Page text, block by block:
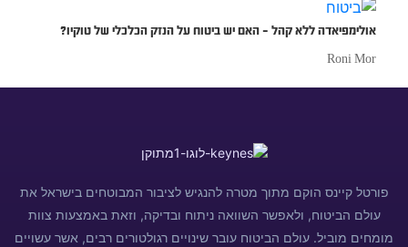
אולימפיאדה ללא קהל – האם יש ביטוח על הנזק הכלכלי של טוקיו?
Roni Mor
פורטל קיינס הוקם מתוך מטרה להנגיש לציבור המבוטחים בישראל את
עולם הביטוח, ולאפשר השוואה ניתוח ובדיקה, וזאת באמצעות צוות
מומחים מוביל. עולם הביטוח עובר שינויים רגולטורים רבים, אשר עשויים